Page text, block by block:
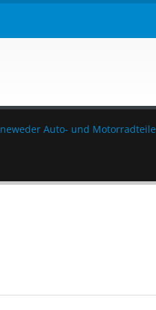
Auto- und Motorradteile